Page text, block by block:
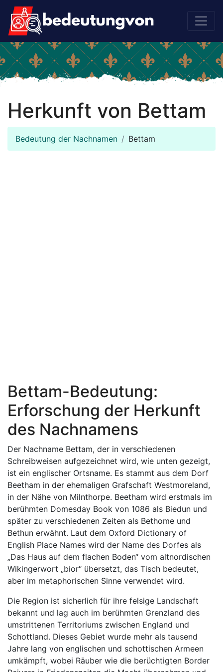
Herkunft von Bettam
Bedeutung der Nachnamen Bettam
Bettam-Bedeutung:
Erforschung der Herkunft
des Nachnamens
Der Nachname Bettam, der in verschiedenen
Schreibweisen aufgezeichnet wird, wie unten gezeigt,
ist ein englischer Ortsname. Es stammt aus dem Dorf
Beetham in der ehemaligen Grafschaft Westmoreland,
in der Nähe von Milnthorpe. Beetham wird erstmals im
berühmten Domesday Book von 1086 als Biedun und
später zu verschiedenen Zeiten als Bethome und
Bethun erwähnt. Laut dem Oxford Dictionary of
English Place Names wird der Name des Dorfes als
„Das Haus auf dem flachen Boden“ vom altnordischen
Wikingerwort „bior“ übersetzt, das Tisch bedeutet,
aber im metaphorischen Sinne verwendet wird.
Die Region ist sicherlich für ihre felsige Landschaft
bekannt und lag auch im berühmten Grenzland des
umstrittenen Territoriums zwischen England und
Schottland. Dieses Gebiet wurde mehr als tausend
Jahre lang von englischen und schottischen Armeen
umkämpft, wobei Räuber wie die berüchtigten Border